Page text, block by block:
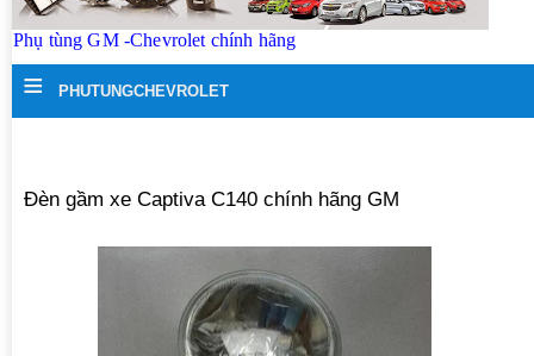
Phụ tùng GM -Chevrolet chính hãng
≡ PHUTUNGCHEVROLET
Đèn gầm xe Captiva C140 chính hãng GM